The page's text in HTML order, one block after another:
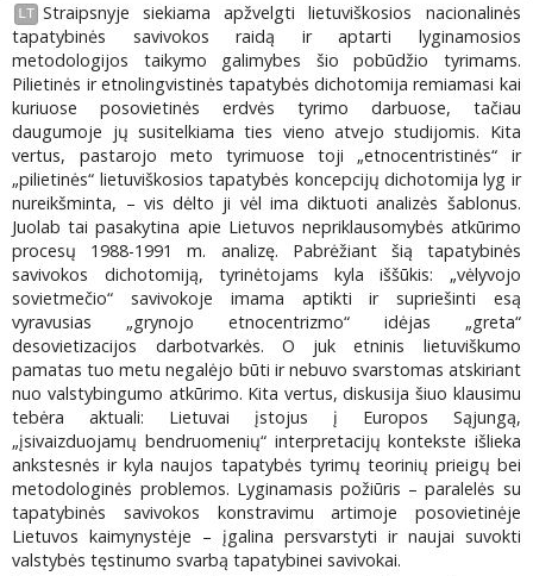
LT Straipsnyje siekiama apžvelgti lietuviškosios nacionalinės
tapatybinės savivokos raidą ir aptarti lyginamosios
metodologijos taikymo galimybes šio pobūdžio tyrimams.
Pilietinės ir etnolingvistinės tapatybės dichotomija remiamasi kai
kuriuose posovietinės erdvės tyrimo darbuose, tačiau
daugumoje jų susitelkiama ties vieno atvejo studijomis. Kita
vertus, pastarojo meto tyrimuose toji „etnocentristinės“ ir
„pilietinės“ lietuviškosios tapatybės koncepcijų dichotomija lyg ir
nureikšminta, – vis dėlto ji vėl ima diktuoti analizės šablonus.
Juolab tai pasakytina apie Lietuvos nepriklausomybės atkūrimo
procesų 1988-1991 m. analizę. Pabrėžiant šią tapatybinės
savivokos dichotomiją, tyrinėtojams kyla iššūkis: „vėlyvojo
sovietmečio“ savivokoje imama aptikti ir supriešinti esą
vyravusias „grynojo etnocentrizmo“ idėjas „greta“
desovietizacijos darbotvarkės. O juk etninis lietuviškumo
pamatas tuo metu negalėjo būti ir nebuvo svarstomas atskiriant
nuo valstybingumo atkūrimo. Kita vertus, diskusija šiuo klausimu
tebėra aktuali: Lietuvai įstojus į Europos Sąjungą,
„įsivaizduojamų bendruomenių“ interpretacijų kontekste išlieka
ankstesnės ir kyla naujos tapatybės tyrimų teorinių prieigų bei
metodologinės problemos. Lyginamasis požiūris – paralelės su
tapatybinės savivokos konstravimu artimoje posovietinėje
Lietuvos kaimynystėje – įgalina persvarstyti ir naujai suvokti
valstybės tęstinumo svarbą tapatybinei savivokai.